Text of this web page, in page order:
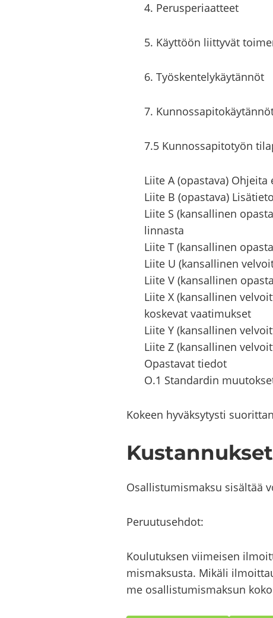
4. Pe­rus­pe­ri­aat­teet
5. Käyt­töön liit­ty­vät
6. Työs­ken­te­ly­käy­tän­nöt
7.
7.5 Kun­nos­sa­pi­to­työn
Liite A (opas­ta­va)
Liite B (opas­ta­va)
Liite S (kan­sal­li­nen
lin­nas­ta
Liite T (kan­sal­li­nen
Liite U (kan­sal­li­nen
Liite V (kan­sal­li­nen
Liite X (kan­sal­li­nen
kos­ke­vat vaa­ti­muk­set
Liite Y (kan­sal­li­nen
Liite Z (kan­sal­li­nen
Opas­ta­vat tie­dot
O.1 Stan­dar­din
Ko­keen hy­väk­sy­tys­ti
Kus­tan­nuk­set
Osal­lis­tu­mis­mak­su si­säl­tää
Pe­ruu­tuseh­dot:
Kou­lu­tuk­sen vii­mei­sen
mis­mak­sus­ta. Mi­kä­li
me osal­lis­tu­mis­mak­sun